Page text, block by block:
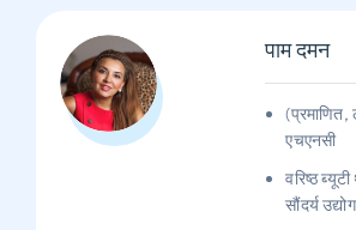
पाम दमन
एचएनसी
वरिष्ठ
सौंदर्य